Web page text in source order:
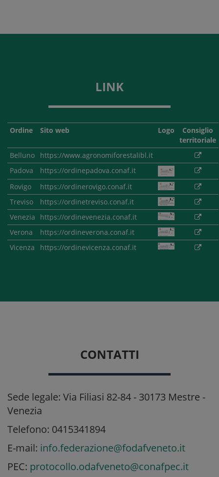
LINK
Ordine Sito web Logo
Consiglio
territoriale
Belluno
https://www.agronomiforestalibl.it
Padova
https://ordinepadova.conaf.it
Rovigo
https://ordinerovigo.conaf.it
Treviso
https://ordinetreviso.conaf.it
Venezia
https://ordinevenezia.conaf.it
Verona
https://ordineverona.conaf.it
Vicenza
https://ordinevicenza.conaf.it
CONTATTI
Sede legale: Via Filiasi 82-84 - 30173 Mestre -
Venezia
Telefono: 0415341894
E-mail: info.federazione@fodafveneto.it
PEC: protocollo.odafveneto@conafpec.it